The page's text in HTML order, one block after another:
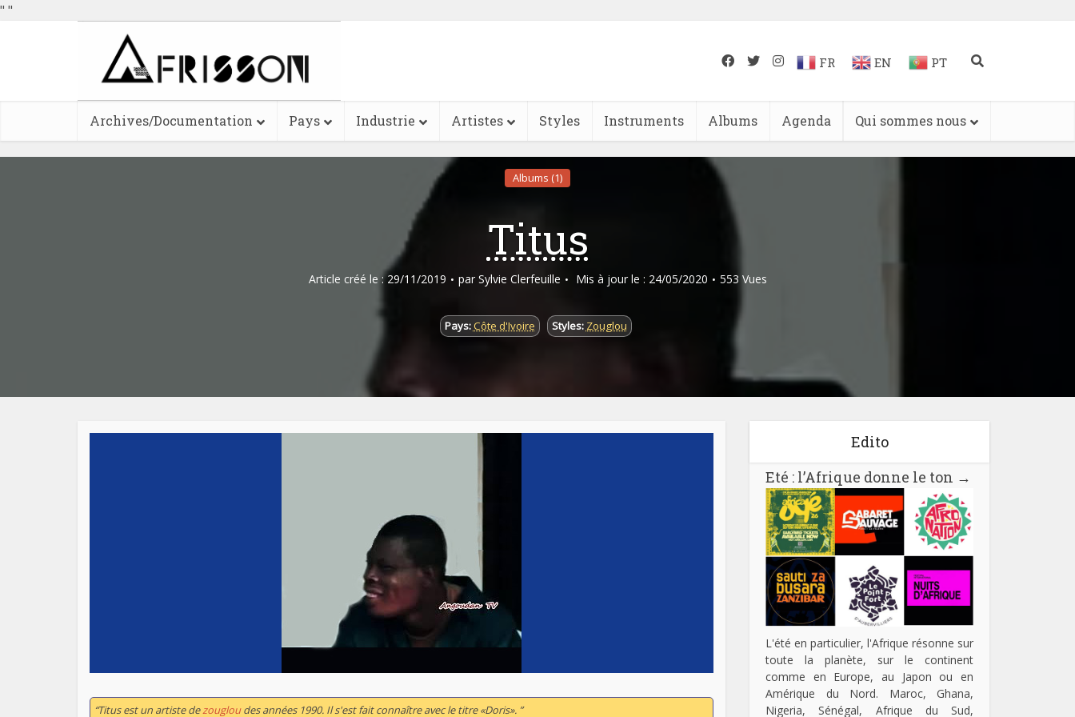
" "
FR EN PT
Archives/Documentation Pays Industrie Artistes Styles Instruments Albums Agenda Qui sommes nous
Albums (1)
Titus
Article créé le : 29/11/2019 par Sylvie Clerfeuille Mis à jour le : 24/05/2020 553 Vues
Pays:Côte d'Ivoire Styles: Zouglou
“Titus est un artiste dezougloudes années 1990. Il s'est fait connaître avec le titre «Doris». ”
Edito
Eté : l’Afrique donne le ton →
L'été en particulier, l'Afrique résonne sur
toute la planète, sur le continent
comme en Europe, au Japon ou en
Amérique du Nord. Maroc, Ghana,
Nigeria, Sénégal, Afrique du Sud,